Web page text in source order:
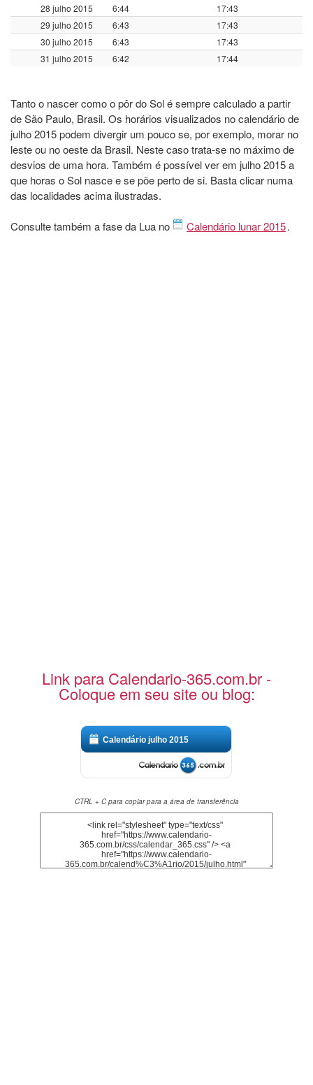
28 julho 2015
6:44
17:43
29 julho 2015
6:43
17:43
30 julho 2015
6:43
17:43
31 julho 2015
6:42 17:44
Tanto o nascer como o pôr do Sol é sempre calculado a partir
de São Paulo, Brasil. Os horários visualizados no calendário de
julho 2015 podem divergir um pouco se, por exemplo, morar no
leste ou no oeste da Brasil. Neste caso trata-se no máximo de
desvios de uma hora. Também é possível ver em julho 2015 a
que horas o Sol nasce e se põe perto de si. Basta clicar numa
das localidades acima ilustradas.
Consulte também a fase da Lua no Calendário lunar 2015.
Link para Calendario-365.com.br -
Coloque em seu site ou blog:
Calendário julho 2015
CTRL + C para copiar para a área de transferência